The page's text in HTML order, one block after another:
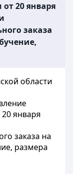
20 января
заказа
области
января
заказа на
размера